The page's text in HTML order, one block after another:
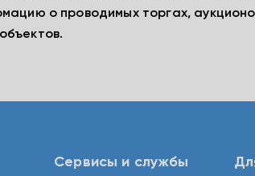
о проводимых торгах,
Сервисы и службы